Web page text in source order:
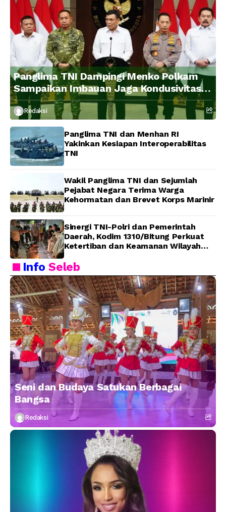
Panglima TNI Dampingi Menko Polkam
Sampaikan Imbauan Jaga Kondusivitas
Bangsa
Redaksi
Panglima TNI dan Menhan RI
Yakinkan Kesiapan Interoperabilitas
TNI
Wakil Panglima TNI dan Sejumlah
Pejabat Negara Terima Warga
Kehormatan dan Brevet Korps Marinir
Sinergi TNI-Polri dan Pemerintah
Daerah, Kodim 1310/Bitung Perkuat
Ketertiban dan Keamanan Wilayah
InfoSeleb
Seni dan Budaya Satukan Berbagai
Bangsa
Redaksi